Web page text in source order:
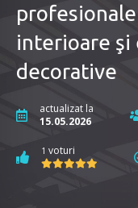
interioare şi
decorative
actualizat la
15.05.2026
1 voturi